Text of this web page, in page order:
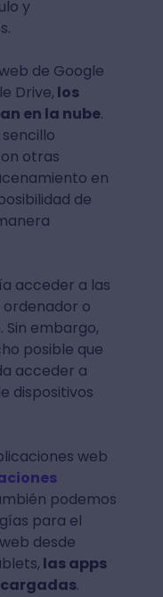
y
de Google
Drive, los
en la nube.
otras
en
de
acceder a las
o
embargo,
posible que
acceder a
dispositivos
web
podemos
para el
desde
las apps
.